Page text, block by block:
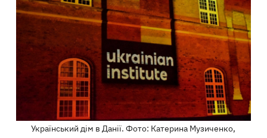
Український дім в Данії. Фото: Катерина Музиченко,